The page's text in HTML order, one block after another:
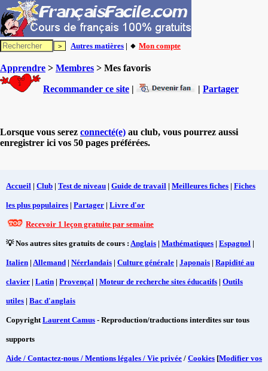
Autres matières | 🔸 Mon compte
Apprendre > Membres > Mes favoris
Recommander ce site | | Partager
Lorsque vous serez connecté(e) au club, vous pourrez aussi
enregistrer ici vos 50 pages préférées.
Accueil | Club | Test de niveau | Guide de travail | Meilleures fiches | Fiches
les plus populaires | Partager | Livre d'or
Recevoir 1 leçon gratuite par semaine
💡 Nos autres sites gratuits de cours : Anglais | Mathématiques | Espagnol |
Italien | Allemand | Néerlandais | Culture générale | Japonais | Rapidité au
clavier | Latin | Provençal | Moteur de recherche sites éducatifs | Outils
utiles | Bac d'anglais
CopyrightLaurent Camus - Reproduction/traductions interdites sur tous
supports
Aide / Contactez-nous / Mentions légales / Vie privée / Cookies [Modifier vos